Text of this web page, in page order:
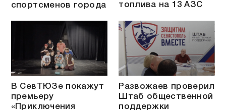
спортсменов города
топлива на 13 АЗС
В СевТЮЗе покажут
премьеру
«Приключения
Развожаев проверил
Штаб общественной
поддержки